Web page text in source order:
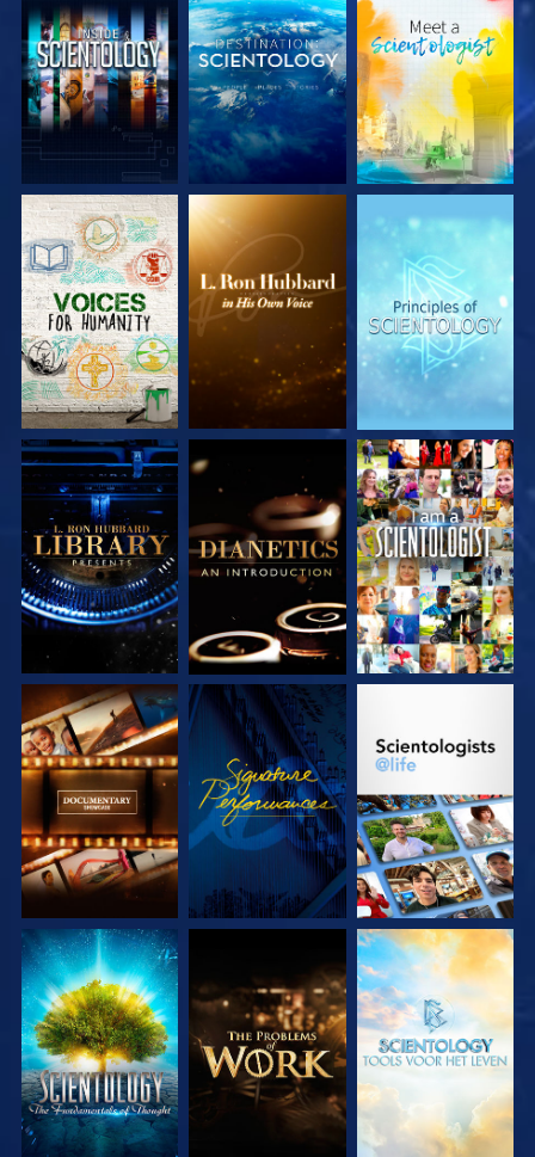
VERKEN DE SERIE VERKEN DE SERIE VERKEN DE SERIE
VERKEN DE SERIE VERKEN DE SERIE KIJK
VERKEN DE SERIE KIJK VERKEN DE SERIE
VERKEN DE SERIE VERKEN DE SERIE VERKEN DE SERIE